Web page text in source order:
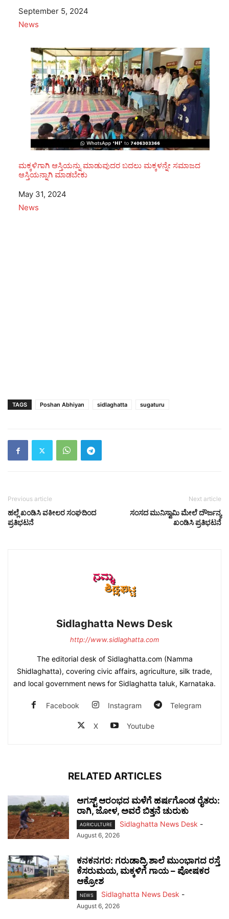
Date
September 5, 2024
In relation to
News
ಮಕ್ಕಳಿಗಾಗಿ ಆಸ್ತಿಯನ್ನು ಮಾಡುವುದರ ಬದಲು ಮಕ್ಕಳನ್ನೇ ಸಮಾಜದ
ಆಸ್ತಿಯನ್ನಾಗಿ ಮಾಡಬೇಕು
Date
May 31, 2024
In relation to
News
TAGS Poshan Abhiyan sidlaghatta sugaturu
Previous article
ಹಲ್ಲೆ ಖಂಡಿಸಿ ವಕೀಲರ ಸಂಘದಿಂದ
ಪ್ರತಿಭಟನೆ
Next article
ಸಂಸದ ಮುನಿಸ್ವಾಮಿ ಮೇಲೆ ದೌರ್ಜನ್ಯ
ಖಂಡಿಸಿ ಪ್ರತಿಭಟನೆ
Sidlaghatta News Desk
http://www.sidlaghatta.com
The editorial desk of Sidlaghatta.com (Namma
Shidlaghatta), covering civic affairs, agriculture, silk trade,
and local government news for Sidlaghatta taluk, Karnataka.
Facebook Instagram Telegram
X Youtube
RELATED ARTICLES
ಆಗಸ್ಟ್ ಆರಂಭದ ಮಳೆಗೆ ಹರ್ಷಗೊಂಡ ರೈತರು:
ರಾಗಿ, ಜೋಳ, ಅವರೆ ಬಿತ್ತನೆ ಚುರುಕು
AGRICULTURE Sidlaghatta News Desk -
August 6, 2026
ಕನಕನಗರ: ಗರುಡಾದ್ರಿ ಶಾಲೆ ಮುಂಭಾಗದ ರಸ್ತೆ
ಕೆಸರುಮಯ, ಮಕ್ಕಳಿಗೆ ಗಾಯ – ಪೋಷಕರ
ಆಕ್ರೋಶ
NEWS Sidlaghatta News Desk -
August 6, 2026